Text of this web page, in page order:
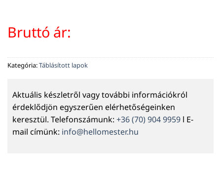
Bruttó ár:
Kategória:Táblásított lapok
Aktuális készletről vagy további információkról
érdeklődjön egyszerűen elérhetőségeinken
keresztül. Telefonszámunk: +36 (70) 904 9959 l E-
mail címünk: info@hellomester.hu